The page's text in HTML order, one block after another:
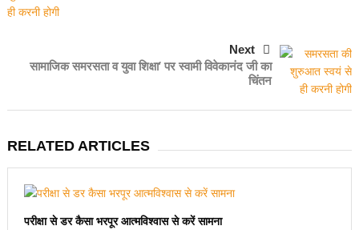
Next
सामाजिक समरसता व युवा शिक्षा’ पर स्वामी विवेकानंद जी का
चिंतन
RELATED ARTICLES
परीक्षा से डर कैसा भरपूर आत्मविश्वास से करें सामना